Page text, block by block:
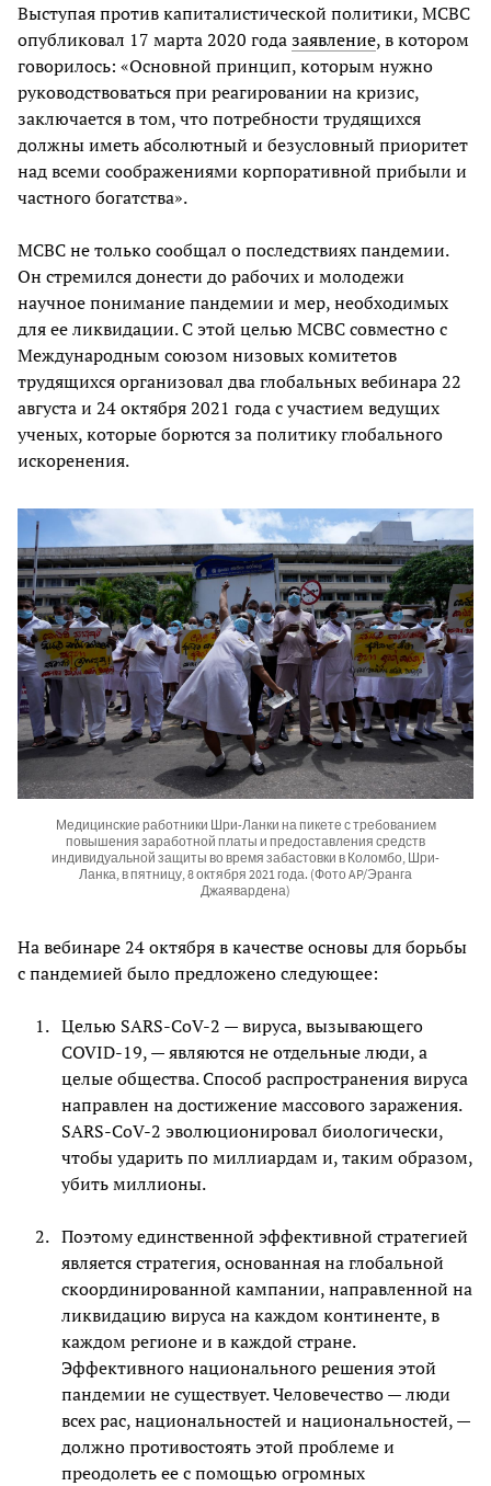
Выступая против капиталистической политики, МСВС
опубликовал 17 марта 2020 годазаявление, в котором
говорилось: «Основной принцип, которым нужно
руководствоваться при реагировании на кризис,
заключается в том, что потребности трудящихся
должны иметь абсолютный и безусловный приоритет
над всеми соображениями корпоративной прибыли и
частного богатства».
МСВС не только сообщал о последствиях пандемии.
Он стремился донести до рабочих и молодежи
научное понимание пандемии и мер, необходимых
для ее ликвидации. С этой целью МСВС совместно с
Международным союзом низовых комитетов
трудящихся организовал два глобальных вебинара 22
августа и 24 октября 2021 года с участием ведущих
ученых, которые борются за политику глобального
искоренения.
Медицинские работники Шри-Ланки на пикете с требованием
повышения заработной платы и предоставления средств
индивидуальной защиты во время забастовки в Коломбо, Шри-
Ланка, в пятницу, 8 октября 2021 года. (Фото AP/Эранга
Джаявардена)
На вебинаре 24 октября в качестве основы для борьбы
с пандемией было предложено следующее:
Целью SARS-CoV-2 — вируса, вызывающего
COVID-19, — являются не отдельные люди, а
целые общества. Способ распространения вируса
направлен на достижение массового заражения.
SARS-CoV-2 эволюционировал биологически,
чтобы ударить по миллиардам и, таким образом,
убить миллионы.
Поэтому единственной эффективной стратегией
является стратегия, основанная на глобальной
скоординированной кампании, направленной на
ликвидацию вируса на каждом континенте, в
каждом регионе и в каждой стране.
Эффективного национального решения этой
пандемии не существует. Человечество — люди
всех рас, национальностей и национальностей, —
должно противостоять этой проблеме и
преодолеть ее с помощью огромных